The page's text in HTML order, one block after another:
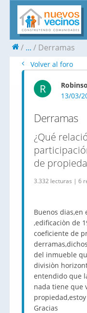
... Derramas
Volver al foro
R
13/03/
Derramas
¿Qué
de
3.332 lecturas | 6
Buenos dias,en
,edificaciòn de
coeficiente de
del inmueble
divisiòn
entendido que
nada tiene que
Gracias